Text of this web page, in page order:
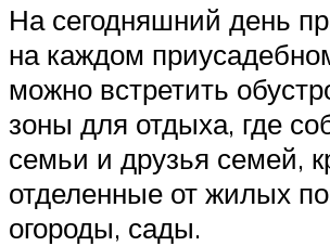
На сегодняшний день
на каждом
можно встретить
зоны для отдыха, где
семьи и друзья семей,
отделенные от жилых
огороды, сады.